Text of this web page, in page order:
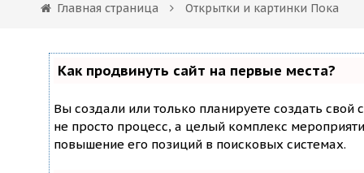
Главная страница Открытки и картинки Пока
Как продвинуть сайт на первые места?
Вы создали или только планируете создать свой
не просто процесс, а целый комплекс
повышение его позиций в поисковых системах.